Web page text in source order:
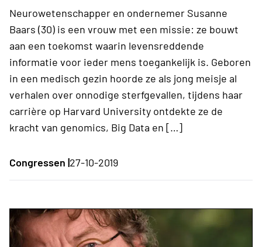
Neurowetenschapper en ondernemer Susanne
Baars (30) is een vrouw met een missie: ze bouwt
aan een toekomst waarin levensreddende
informatie voor ieder mens toegankelijk is. Geboren
in een medisch gezin hoorde ze als jong meisje al
verhalen over onnodige sterfgevallen, tijdens haar
carrière op Harvard University ontdekte ze de
kracht van genomics, Big Data en […]
Congressen |27-10-2019